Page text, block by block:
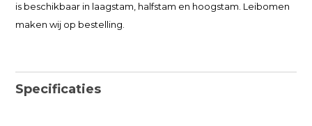
is beschikbaar in laagstam, halfstam en hoogstam. Leibomen
maken wij op bestelling.
Specificaties